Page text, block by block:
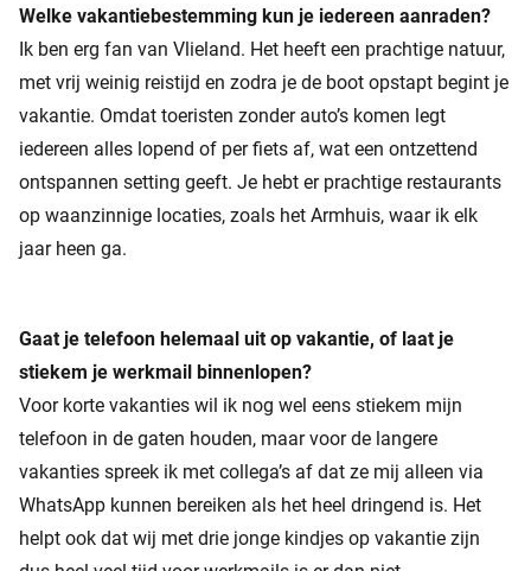
Welke vakantiebestemming kun je iedereen aanraden?
Ik ben erg fan van Vlieland. Het heeft een prachtige natuur,
met vrij weinig reistijd en zodra je de boot opstapt begint je
vakantie. Omdat toeristen zonder auto’s komen legt
iedereen alles lopend of per fiets af, wat een ontzettend
ontspannen setting geeft. Je hebt er prachtige restaurants
op waanzinnige locaties, zoals het Armhuis, waar ik elk
jaar heen ga.
Gaat je telefoon helemaal uit op vakantie, of laat je
stiekem je werkmail binnenlopen?
Voor korte vakanties wil ik nog wel eens stiekem mijn
telefoon in de gaten houden, maar voor de langere
vakanties spreek ik met collega’s af dat ze mij alleen via
WhatsApp kunnen bereiken als het heel dringend is. Het
helpt ook dat wij met drie jonge kindjes op vakantie zijn